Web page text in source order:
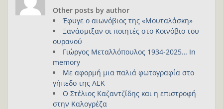
Other posts by author
Έφυγε ο αιωνόβιος της «Μουταλάσκη»
Ξανάσμιξαν οι ποιητές στο Κοινόβιο του
ουρανού
Γιώργος Μεταλλόπουλος 1934-2025… In
memory
Με αφορμή μια παλιά φωτογραφία στο
γήπεδο της ΑΕΚ
Ο Στέλιος Καζαντζίδης και η επιστροφή
στην Καλογρέζα